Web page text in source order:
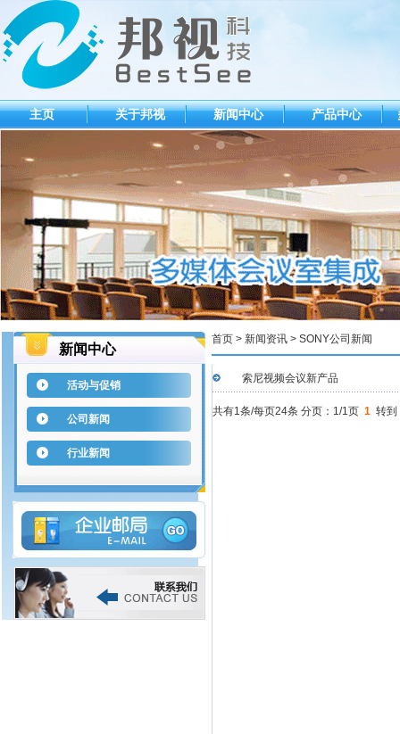
主页 关于邦视 新闻中心 产品中心
新闻中心
活动与促销
公司新闻
行业新闻
首页 > 新闻资讯 > SONY公司新闻
索尼视频会议新产品
共有1条/每页24条 分页：1/1页 1 转到